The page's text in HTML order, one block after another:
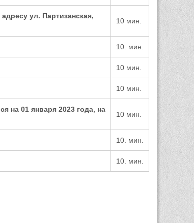
адресу ул. Партизанская,
10 мин.
10. мин.
10 мин.
10 мин.
на 01 января 2023 года, на
10 мин.
10. мин.
10. мин.